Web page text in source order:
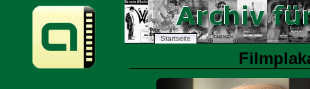
Startseite